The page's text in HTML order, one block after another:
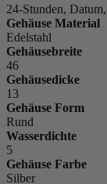
24-Stunden,
Gehäuse Material
Edelstahl
Gehäusebreite
46
Gehäusedicke
13
Gehäuse Form
Rund
Wasserdichte
5
Gehäuse Farbe
Silber